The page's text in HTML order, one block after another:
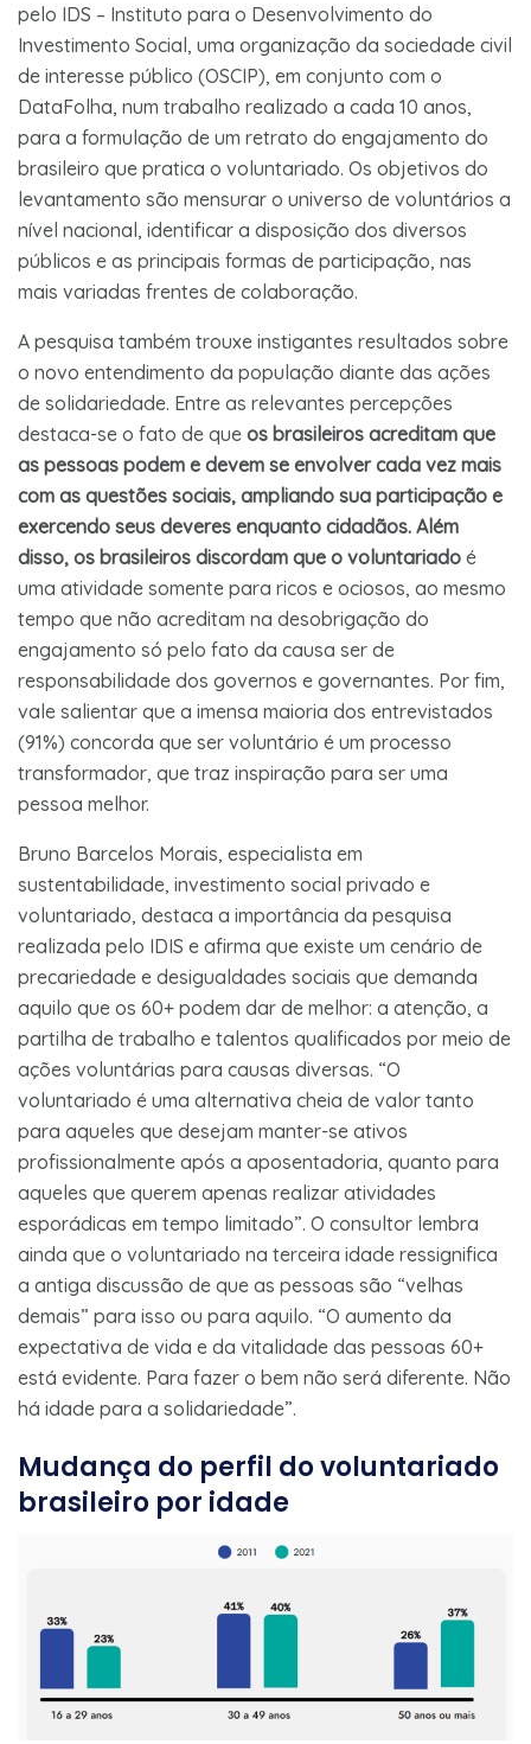
pelo IDS – Instituto para o Desenvolvimento do
Investimento Social, uma organização da sociedade civil
de interesse público (OSCIP), em conjunto com o
DataFolha, num trabalho realizado a cada 10 anos,
para a formulação de um retrato do engajamento do
brasileiro que pratica o voluntariado. Os objetivos do
levantamento são mensurar o universo de voluntários a
nível nacional, identificar a disposição dos diversos
públicos e as principais formas de participação, nas
mais variadas frentes de colaboração.
A pesquisa também trouxe instigantes resultados sobre
o novo entendimento da população diante das ações
de solidariedade. Entre as relevantes percepções
destaca-se o fato de que os brasileiros acreditam que
as pessoas podem e devem se envolver cada vez mais
com as questões sociais, ampliando sua participação e
exercendo seus deveres enquanto cidadãos. Além
disso, os brasileiros discordam que o voluntariado é
uma atividade somente para ricos e ociosos, ao mesmo
tempo que não acreditam na desobrigação do
engajamento só pelo fato da causa ser de
responsabilidade dos governos e governantes. Por fim,
vale salientar que a imensa maioria dos entrevistados
(91%) concorda que ser voluntário é um processo
transformador, que traz inspiração para ser uma
pessoa melhor.
Bruno Barcelos Morais, especialista em
sustentabilidade, investimento social privado e
voluntariado, destaca a importância da pesquisa
realizada pelo IDIS e afirma que existe um cenário de
precariedade e desigualdades sociais que demanda
aquilo que os 60+ podem dar de melhor: a atenção, a
partilha de trabalho e talentos qualificados por meio de
ações voluntárias para causas diversas. “O
voluntariado é uma alternativa cheia de valor tanto
para aqueles que desejam manter-se ativos
profissionalmente após a aposentadoria, quanto para
aqueles que querem apenas realizar atividades
esporádicas em tempo limitado”. O consultor lembra
ainda que o voluntariado na terceira idade ressignifica
a antiga discussão de que as pessoas são “velhas
demais” para isso ou para aquilo. “O aumento da
expectativa de vida e da vitalidade das pessoas 60+
está evidente. Para fazer o bem não será diferente. Não
há idade para a solidariedade”.
Mudança do perfil do voluntariado
brasileiro por idade